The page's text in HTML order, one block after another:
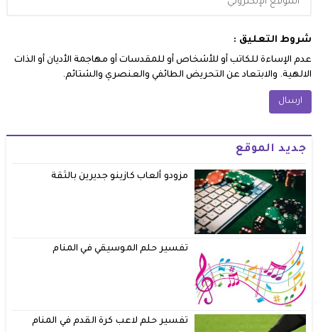
شروط التعليق :
عدم الإساءة للكاتب أو للأشخاص أو للمقدسات أو مهاجمة الأديان أو الذات
الالهية. والابتعاد عن التحريض الطائفي والعنصري والشتائم.
جديد الموقع
مزودو ألعاب كازينو جديرين بالثقة
تفسير حلم الموسيقي في المنام
تفسير حلم لاعب كرة القدم في المنام